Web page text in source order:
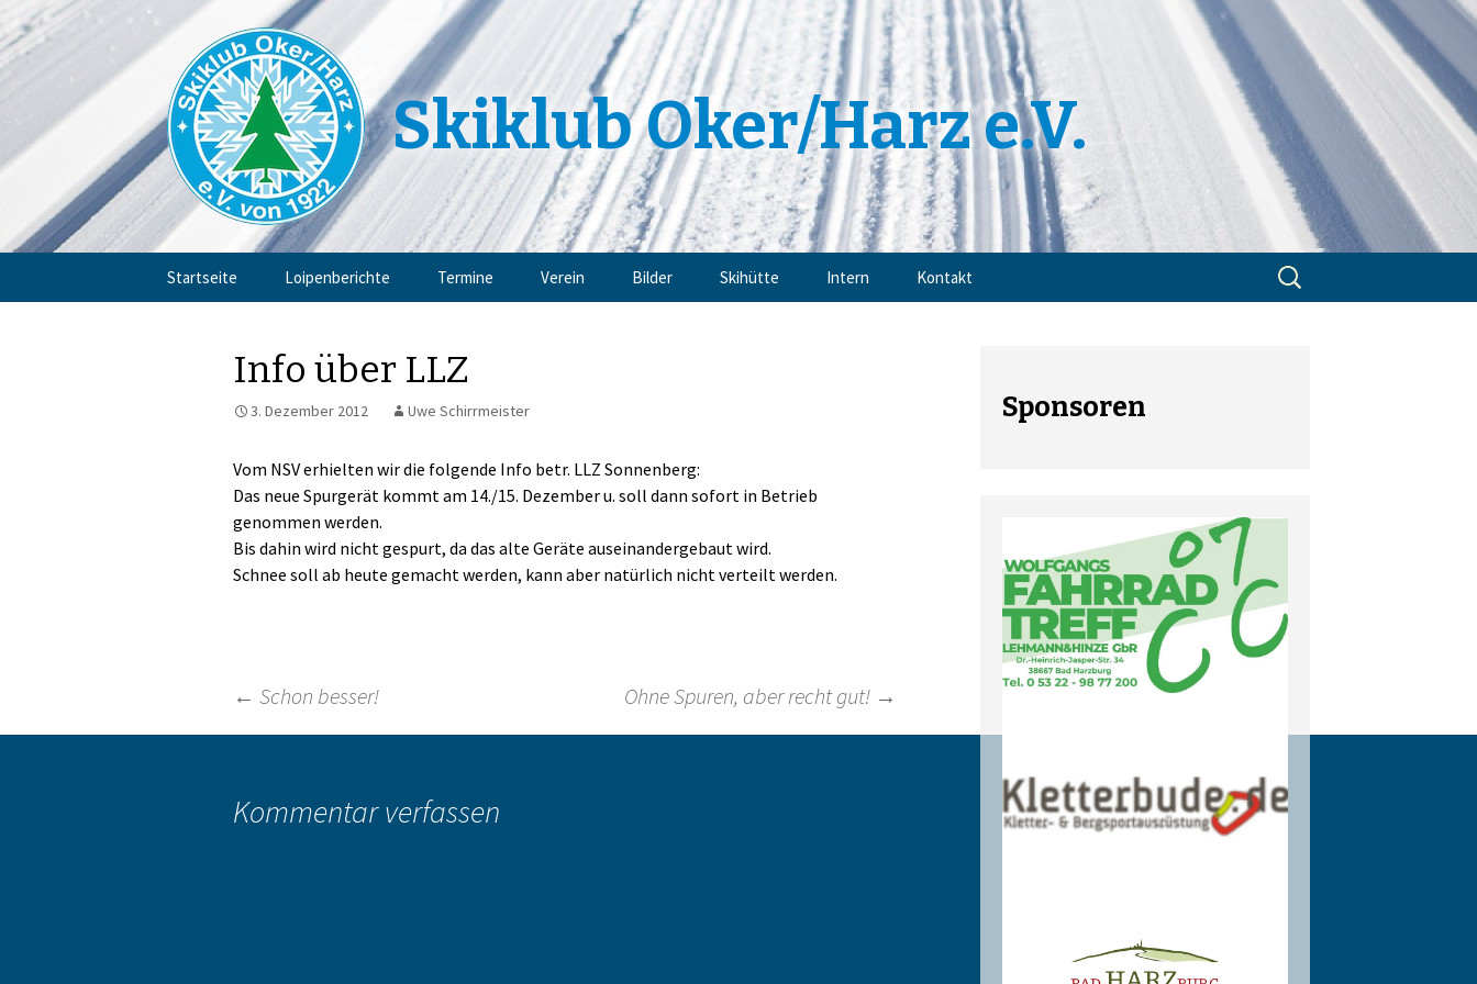
Skiklub Oker/Harz e.V.
Startseite Loipenberichte Termine Verein
Sponsoren
Bilder Skihütte Intern Kontakt
Suchen
nach:
Info über LLZ
3. Dezember 2012 Uwe Schirrmeister
Vom NSV erhielten wir die folgende Info betr. LLZ Sonnenberg:
Das neue Spurgerät kommt am 14./15. Dezember u. soll dann sofort in Betrieb
genommen werden.
Bis dahin wird nicht gespurt, da das alte Geräte auseinandergebaut wird.
Schnee soll ab heute gemacht werden, kann aber natürlich nicht verteilt werden.
Beitragsnavigation
← Schon besser! Ohne Spuren, aber recht gut! →
Kommentar verfassen
Sponsoren